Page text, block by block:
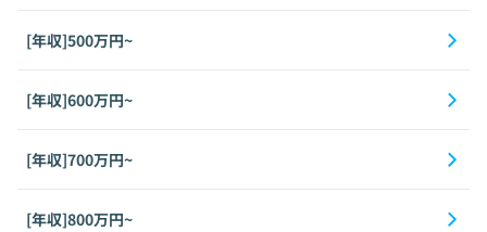
[年収]500万円~
[年収]600万円~
[年収]700万円~
[年収]800万円~